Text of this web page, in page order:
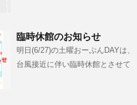
臨時休館のお知らせ
明日(6/27)の土曜おーぷんDAYは、
台風接近に伴い臨時休館とさせて